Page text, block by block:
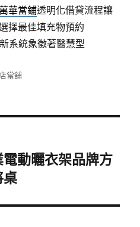
萬華當鋪透明化借貸流程讓
擇最佳填充物預約
系統象徵著醫慧型
當舖
動曬衣架品牌方